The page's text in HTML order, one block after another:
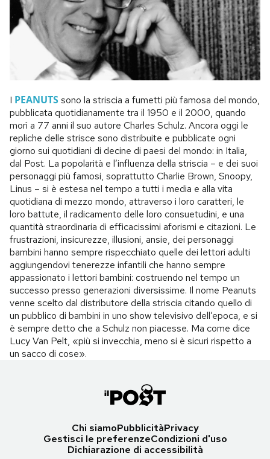
I PEANUTSsono la striscia a fumetti più famosa del mondo,
pubblicata quotidianamente tra il 1950 e il 2000, quando
morì a 77 anni il suo autore Charles Schulz. Ancora oggi le
repliche delle strisce sono distribuite e pubblicate ogni
giorno sui quotidiani di decine di paesi del mondo: in Italia,
dal Post. La popolarità e l’influenza della striscia – e dei suoi
personaggi più famosi, soprattutto Charlie Brown, Snoopy,
Linus – si è estesa nel tempo a tutti i media e alla vita
quotidiana di mezzo mondo, attraverso i loro caratteri, le
loro battute, il radicamento delle loro consuetudini, e una
quantità straordinaria di efficacissimi aforismi e citazioni. Le
frustrazioni, insicurezze, illusioni, ansie, dei personaggi
bambini hanno sempre rispecchiato quelle dei lettori adulti
aggiungendovi tenerezze infantili che hanno sempre
appassionato i lettori bambini: costruendo nel tempo un
successo presso generazioni diversissime. Il nome Peanuts
venne scelto dal distributore della striscia citando quello di
un pubblico di bambini in uno show televisivo dell’epoca, e si
è sempre detto che a Schulz non piacesse. Ma come dice
Lucy Van Pelt, «più si invecchia, meno si è sicuri rispetto a
un sacco di cose».
Chi siamoPubblicitàPrivacy
Gestisci le preferenzeCondizioni d'uso
Dichiarazione di accessibilità